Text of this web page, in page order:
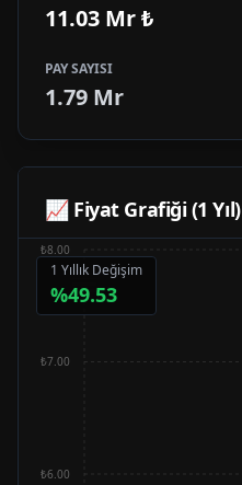
11.03 Mr₺
PAY SAYISI
1.79 Mr
📈 Fiyat Grafiği (1 Yıl)
1 Yıllık Değişim
%49.53
₺6.00
₺7.00
₺8.00